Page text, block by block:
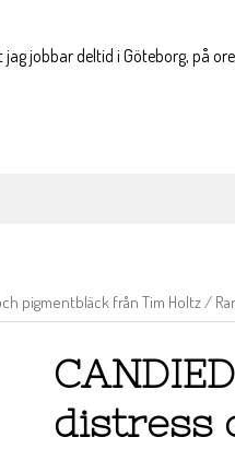
jobbar deltid i Göteborg, på
pigmentbläck från Tim Holtz /
distress